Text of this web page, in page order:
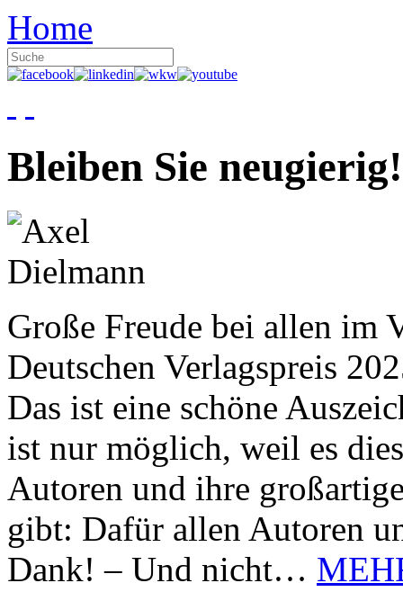
Home
Bleiben Sie neugierig!
Große Freude bei allen im
Deutschen Verlagspreis
Das ist eine schöne
ist nur möglich, weil es
Autoren und ihre
gibt: Dafür allen Autoren
Dank! – Und nicht…